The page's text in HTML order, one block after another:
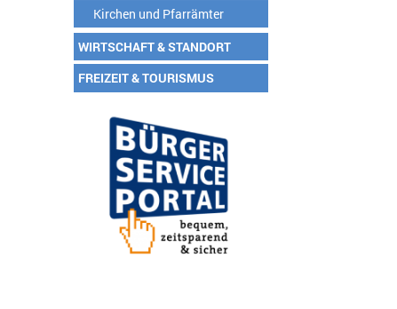
Kirchen und Pfarrämter
WIRTSCHAFT & STANDORT
FREIZEIT & TOURISMUS